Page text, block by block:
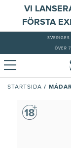
VI
FÖRSTA
ÖVER
STARTSIDA /